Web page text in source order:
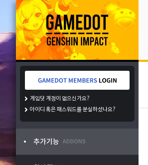
게임닷 계정이 없으신가요?
아이디 혹은 패스워드를 분실하셨나요?